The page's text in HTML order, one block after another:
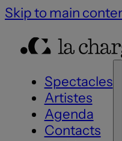
Skip to main
Spectacles
Artistes
Agenda
Contacts